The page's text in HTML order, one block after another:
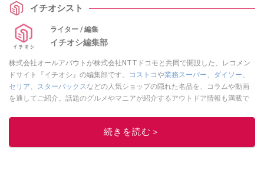
イチオシスト
ライター / 編集
イチオシ編集部
株式会社オールアバウトが株式会社NTTドコモと共同で開設した、レコメン
ドサイト『イチオシ』の編集部です。
コストコや業務スーパー、 ダイソー、
セリア、 スターバックスなどの人気ショップの隠れた名品を、コラムや動画
を通してご紹介。話題のグルメやマニアが紹介するアウトドア情報も満載で
レビューしています。毎日トレンド情報をお届けしているので、ぜひ
してください！続きを読む＞